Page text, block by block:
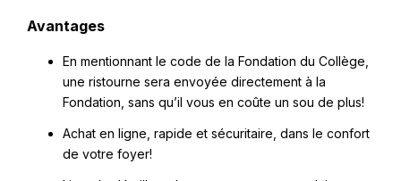
Avantages
En mentionnant le code de la Fondation du Collège,
une ristourne sera envoyée directement à la
Fondation, sans qu’il vous en coûte un sou de plus!
Achat en ligne, rapide et sécuritaire, dans le confort
de votre foyer!